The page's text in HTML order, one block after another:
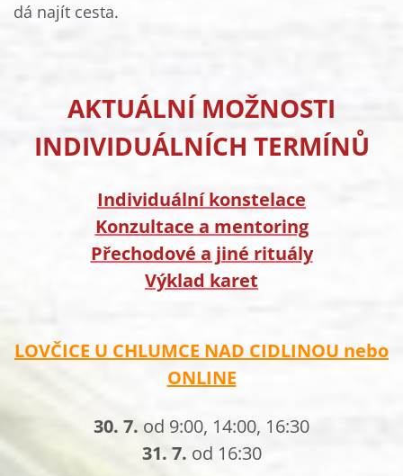
dá najít cesta.
AKTUÁLNÍ MOŽNOSTI
INDIVIDUÁLNÍCH TERMÍNŮ
Individuální konstelace
Konzultace a mentoring
Přechodové a jiné rituály
Výklad karet
LOVČICE U CHLUMCE NAD CIDLINOU nebo
ONLINE
30. 7. od 9:00, 14:00, 16:30
31. 7. od 16:30